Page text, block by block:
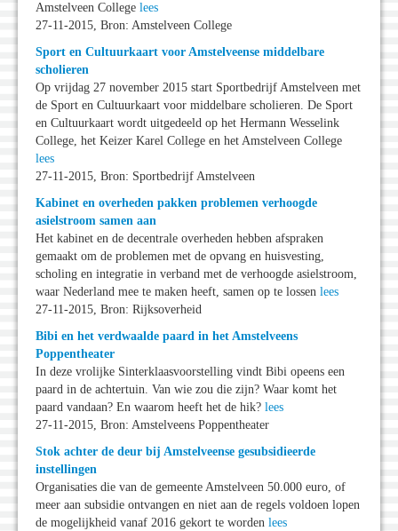
Amstelveen College lees
27-11-2015, Bron: Amstelveen College
Sport en Cultuurkaart voor Amstelveense middelbare
scholieren
Op vrijdag 27 november 2015 start Sportbedrijf Amstelveen met
de Sport en Cultuurkaart voor middelbare scholieren. De Sport
en Cultuurkaart wordt uitgedeeld op het Hermann Wesselink
College, het Keizer Karel College en het Amstelveen College
lees
27-11-2015, Bron: Sportbedrijf Amstelveen
Kabinet en overheden pakken problemen verhoogde
asielstroom samen aan
Het kabinet en de decentrale overheden hebben afspraken
gemaakt om de problemen met de opvang en huisvesting,
scholing en integratie in verband met de verhoogde asielstroom,
waar Nederland mee te maken heeft, samen op te lossen lees
27-11-2015, Bron: Rijksoverheid
Bibi en het verdwaalde paard in het Amstelveens
Poppentheater
In deze vrolijke Sinterklaasvoorstelling vindt Bibi opeens een
paard in de achtertuin. Van wie zou die zijn? Waar komt het
paard vandaan? En waarom heeft het de hik? lees
27-11-2015, Bron: Amstelveens Poppentheater
Stok achter de deur bij Amstelveense gesubsidieerde
instellingen
Organisaties die van de gemeente Amstelveen 50.000 euro, of
meer aan subsidie ontvangen en niet aan de regels voldoen lopen
de mogelijkheid vanaf 2016 gekort te worden lees